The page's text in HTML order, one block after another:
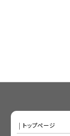
トップページ